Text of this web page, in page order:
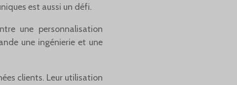
est aussi un défi.
une personnalisation
une ingénierie et une
clients. Leur utilisation